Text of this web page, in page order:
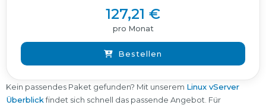
127,21 €
pro Monat
Bestellen
Kein passendes Paket gefunden? Mit unserem Linux vServer
Überblickfindet sich schnell das passende Angebot. Für